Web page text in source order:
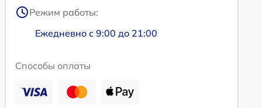
Режим работы:
Ежедневно с 9:00 до 21:00
Способы оплаты